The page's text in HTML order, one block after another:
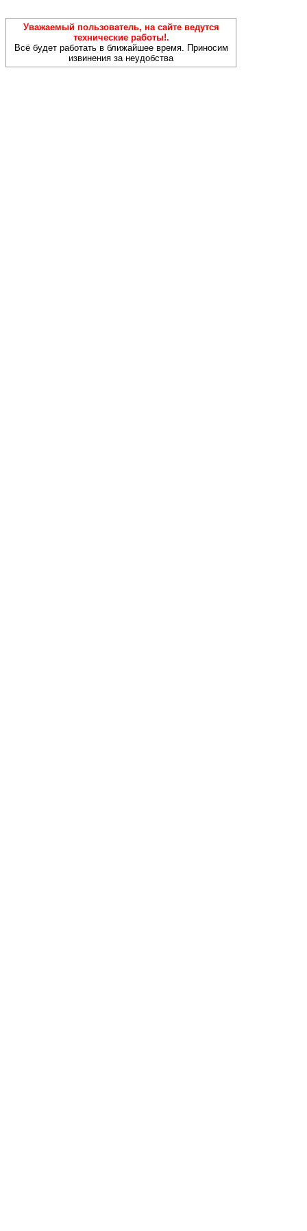
Уважаемый пользователь, на сайте ведутся
технические работы!.
Всё будет работать в ближайшее время. Приносим
извинения за неудобства